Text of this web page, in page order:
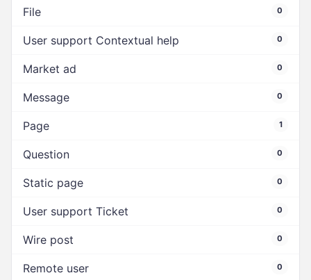
File 0
User support Contextual help 0
Market ad 0
Message 0
Page 1
Question 0
Static page 0
User support Ticket 0
Wire post 0
Remote user 0